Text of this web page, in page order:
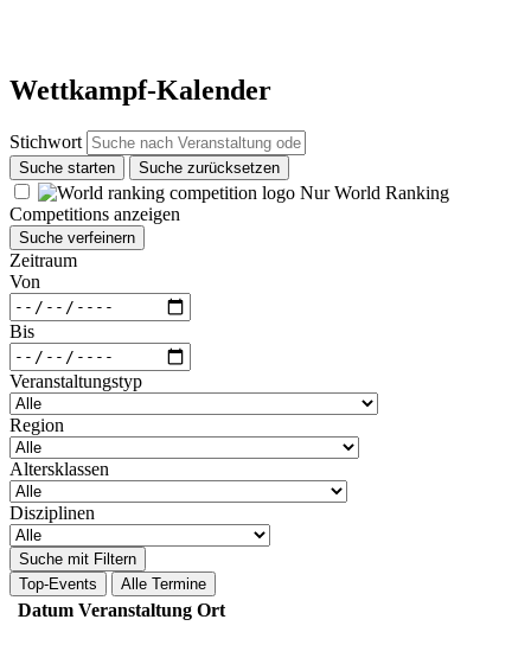
Wettkampf-Kalender
Stichwort
Suche starten Suche zurücksetzen
Nur World Ranking
Competitions anzeigen
Suche verfeinern
Zeitraum
Von
Bis
Veranstaltungstyp
Region
Altersklassen
Disziplinen
Suche mit Filtern
Top-Events
Alle Termine
Datum Veranstaltung Ort